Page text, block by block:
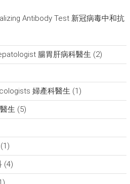
Antibody Test 新冠病毒中和抗
腸胃肝病科醫生 (2)
婦產科醫生 (1)
生 (5)
(1)
(4)